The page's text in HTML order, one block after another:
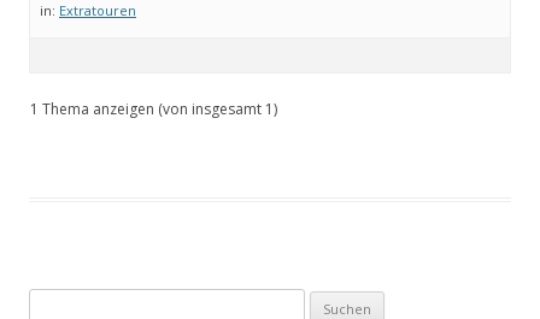
in: Extratouren
1 Thema anzeigen (von insgesamt 1)